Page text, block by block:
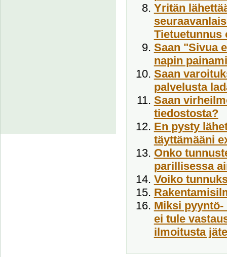
Yritän
Saan "Sivua
napin
Saan
palvelusta
Saan
tiedostosta?
En pysty
täyttämääni
Onko
parillisessa
Voiko
Miksi
ei tule
ilmoitusta